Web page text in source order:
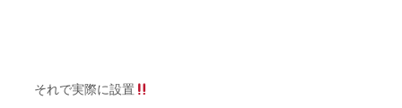
それで実際に設置